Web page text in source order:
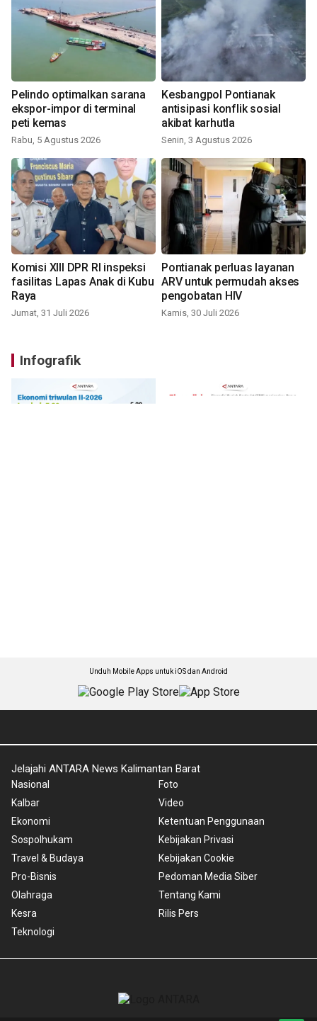
Pelindo optimalkan sarana
ekspor-impor di terminal
peti kemas
Rabu, 5 Agustus 2026
Kesbangpol Pontianak
antisipasi konflik sosial
akibat karhutla
Senin, 3 Agustus 2026
Komisi XIII DPR RI inspeksi
fasilitas Lapas Anak di Kubu
Raya
Jumat, 31 Juli 2026
Pontianak perluas layanan
ARV untuk permudah akses
pengobatan HIV
Kamis, 30 Juli 2026
Infografik
Unduh Mobile Apps untuk iOS dan Android
Jelajahi ANTARA News Kalimantan Barat
Nasional
Kalbar
Ekonomi
Sospolhukam
Travel & Budaya
Pro-Bisnis
Olahraga
Kesra
Teknologi
Foto
Video
Ketentuan Penggunaan
Kebijakan Privasi
Kebijakan Cookie
Pedoman Media Siber
Tentang Kami
Rilis Pers